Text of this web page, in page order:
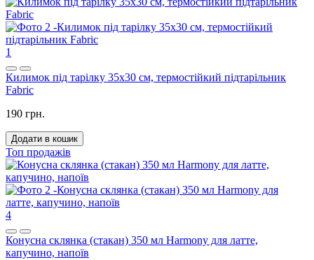
1
Килимок під тарілку 35x30 см, термостійкий підтарільник
Fabric
190 грн.
Додати в кошик
Топ продажів
4
Конусна склянка (стакан) 350 мл Harmony для латте,
капучино, напоїв